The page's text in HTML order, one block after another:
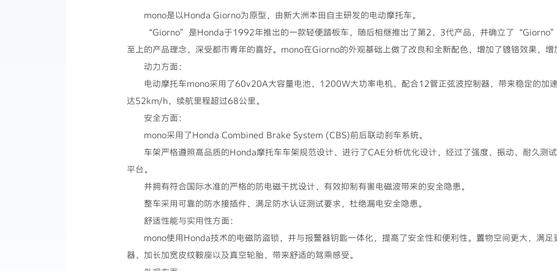
mono是以Honda Giorno为原型，由新大洲本田自主研发的电动摩托车。
“Giorno”是Honda于1992年推出的一款轻便踏板车，随后相继推出了第2、3代产品，并确立了
至上的产品理念，深受都市青年的喜好。mono在Giorno的外观基础上做了改良和全新配色，增加了镀铬效果，增
动力方面：
电动摩托车mono采用了60v20A大容量电池、1200W大功率电机、配合12管正弦波控制器，带来稳定的加
达52km/h，续航里程超过68公里。
安全方面：
mono采用了Honda Combined Brake System (CBS)前后联动刹车系统。
车架严格遵照高品质的Honda摩托车车架规范设计、进行了CAE分析优化设计，经过了强度、振动、耐久测
平台。
并拥有符合国际水准的严格的防电磁干扰设计，有效抑制有害电磁波带来的安全隐患。
整车采用可靠的防水接插件、满足防水认证测试要求，杜绝漏电安全隐患。
舒适性能与实用性方面：
mono使用Honda技术的电磁防盗锁，并与报警器钥匙一体化，提高了安全性和便利性。置物空间更大，满
器、加长加宽皮纹鞍座以及真空轮胎，带来舒适的驾乘感受。